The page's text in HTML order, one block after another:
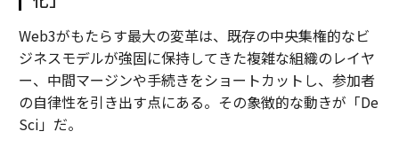
Web3がもたらす最大の変革は、既存の中央集権的なビ
ジネスモデルが強固に保持してきた複雑な組織のレイヤ
ー、中間マージンや手続きをショートカットし、参加者
の自律性を引き出す点にある。その象徴的な動きが「De
Sci」だ。